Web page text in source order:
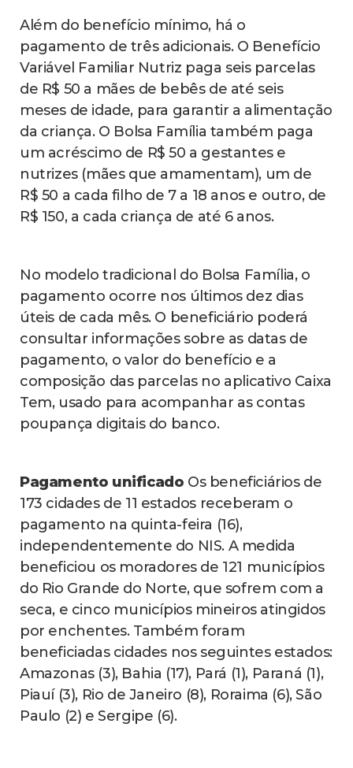
Além do benefício mínimo, há o
pagamento de três adicionais. O Benefício
Variável Familiar Nutriz paga seis parcelas
de R$ 50 a mães de bebês de até seis
meses de idade, para garantir a alimentação
da criança. O Bolsa Família também paga
um acréscimo de R$ 50 a gestantes e
nutrizes (mães que amamentam), um de
R$ 50 a cada filho de 7 a 18 anos e outro, de
R$ 150, a cada criança de até 6 anos.
No modelo tradicional do Bolsa Família, o
pagamento ocorre nos últimos dez dias
úteis de cada mês. O beneficiário poderá
consultar informações sobre as datas de
pagamento, o valor do benefício e a
composição das parcelas no aplicativo Caixa
Tem, usado para acompanhar as contas
poupança digitais do banco.
Pagamento unificado Os beneficiários de
173 cidades de 11 estados receberam o
pagamento na quinta-feira (16),
independentemente do NIS. A medida
beneficiou os moradores de 121 municípios
do Rio Grande do Norte, que sofrem com a
seca, e cinco municípios mineiros atingidos
por enchentes. Também foram
beneficiadas cidades nos seguintes estados:
Amazonas (3), Bahia (17), Pará (1), Paraná (1),
Piauí (3), Rio de Janeiro (8), Roraima (6), São
Paulo (2) e Sergipe (6).